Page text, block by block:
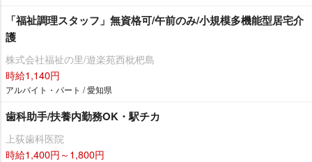
「福祉調理スタッフ」無資格可/午前のみ/小規模多機能型居宅介
護
株式会社福祉の里/遊楽苑西枇杷島
時給1,140円
アルバイト・パート / 愛知県
歯科助手/扶養内勤務OK・駅チカ
上荻歯科医院
時給1,400円～1,800円